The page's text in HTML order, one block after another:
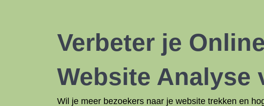
Verbeter je
Website Analyse
Wil je meer bezoekers naar je website trekken en